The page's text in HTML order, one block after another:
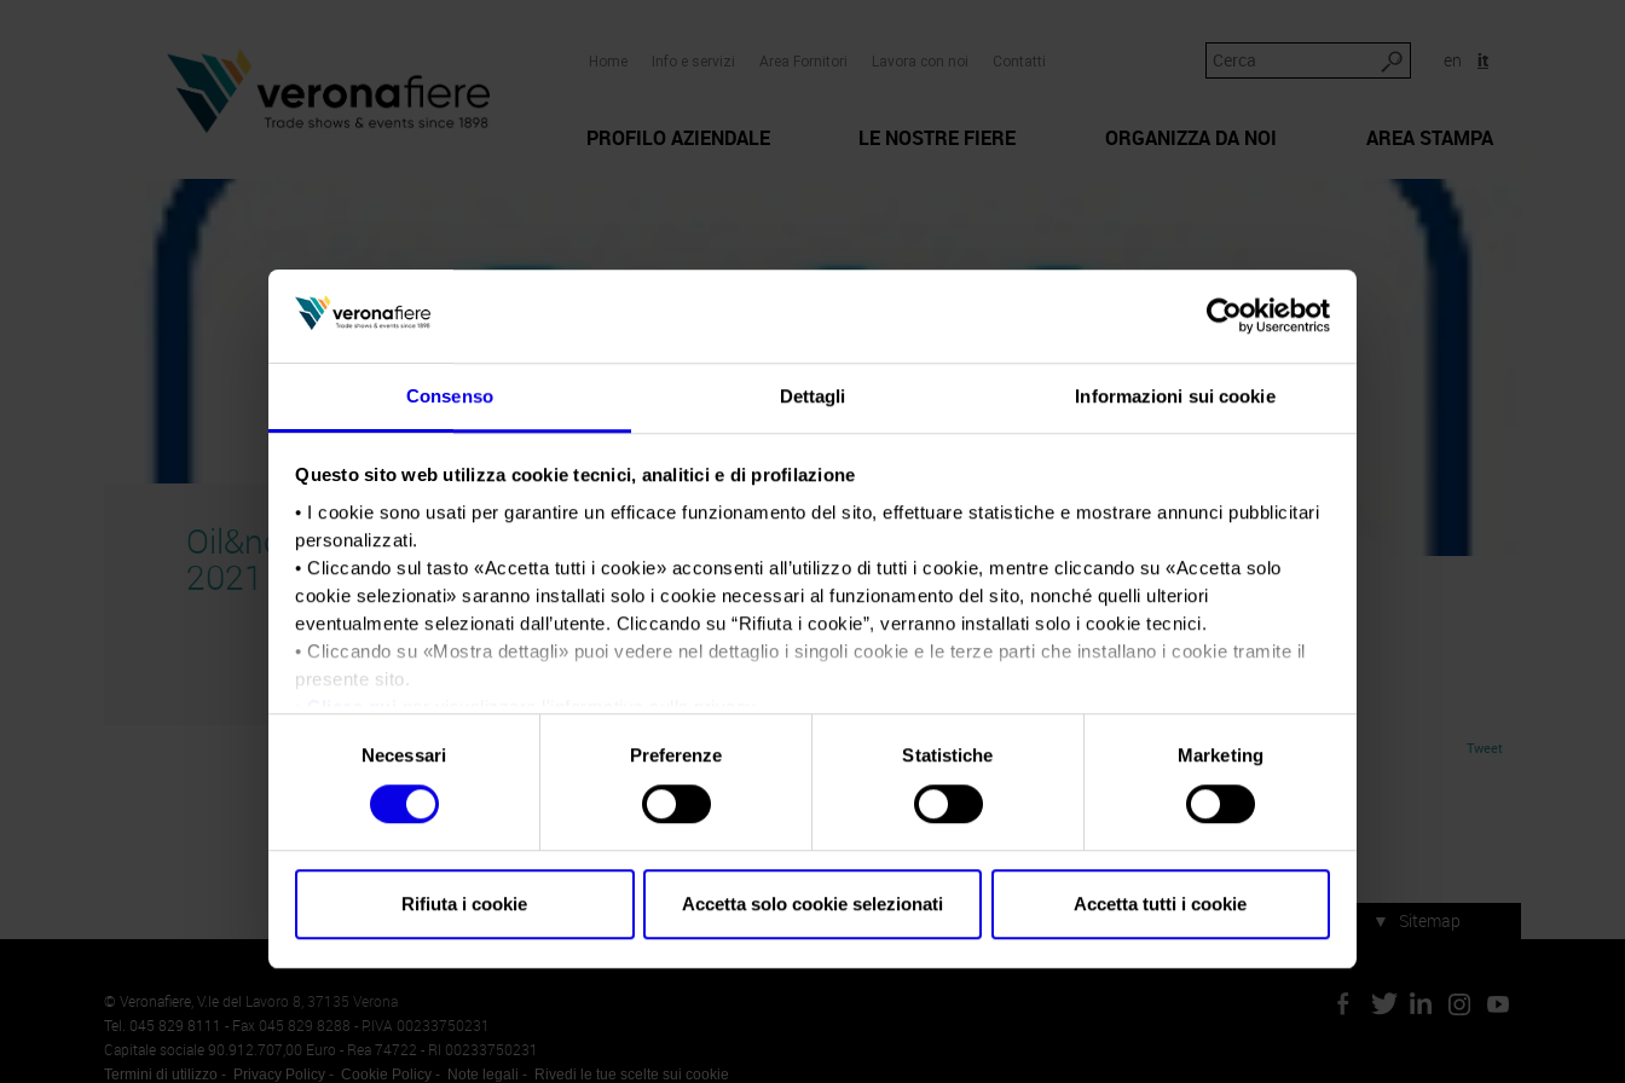
Consenso Dettagli Informazioni sui cookie
Questo sito web utilizza cookie tecnici, analitici e di profilazione
• I cookie sono usati per garantire un efficace funzionamento del sito, effettuare statistiche e mostrare annunci pubblicitari
personalizzati.
• Cliccando sul tasto «Accetta tutti i cookie» acconsenti all’utilizzo di tutti i cookie, mentre cliccando su «Accetta solo
cookie selezionati» saranno installati solo i cookie necessari al funzionamento del sito, nonché quelli ulteriori
eventualmente selezionati dall’utente. Cliccando su “Rifiuta i cookie”, verranno installati solo i cookie tecnici.
• Cliccando su «Mostra dettagli» puoi vedere nel dettaglio i singoli cookie e le terze parti che installano i cookie tramite il
presente sito.
Necessari Preferenze Statistiche Marketing
Rifiuta i cookie Accetta solo cookie selezionati Accetta tutti i cookie
en it
Home Info e servizi Area Fornitori Lavora con noi Contatti
PROFILO AZIENDALE LE NOSTRE FIERE ORGANIZZA DA NOI AREA STAMPA
Oil&nonOil
2021
Sei in: Oil&nonOil 2021>Asphaltica-OilnonOil 2021
Asphaltica-OilnonOil 2021
Tweet
Asphaltica-OilnonOil 2021
▼ Sitemap
Memento Servizi di manifestazione
© Veronafiere, V.le del Lavoro 8, 37135 Verona
Tel. 045 829 8111 - Fax 045 829 8288 - P.IVA 00233750231
Capitale sociale 90.912.707,00 Euro - Rea 74722 - RI 00233750231
Termini di utilizzo Privacy Policy Cookie Policy Note legali Rivedi le tue scelte sui cookie